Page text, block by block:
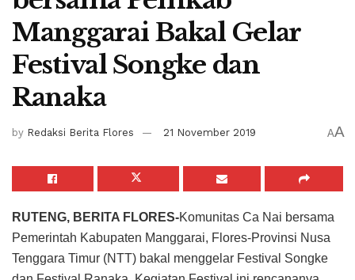
Manggarai Bakal Gelar
Festival Songke dan
Ranaka
by Redaksi Berita Flores 21 November 2019 AA
RUTENG, BERITA FLORES-Komunitas Ca Nai bersama
Pemerintah Kabupaten Manggarai, Flores-Provinsi Nusa
Tenggara Timur (NTT) bakal menggelar Festival Songke